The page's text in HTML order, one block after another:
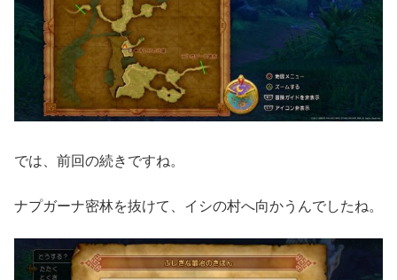
では、前回の続きですね。
ナプガーナ密林を抜けて、イシの村へ向かうんでしたね。